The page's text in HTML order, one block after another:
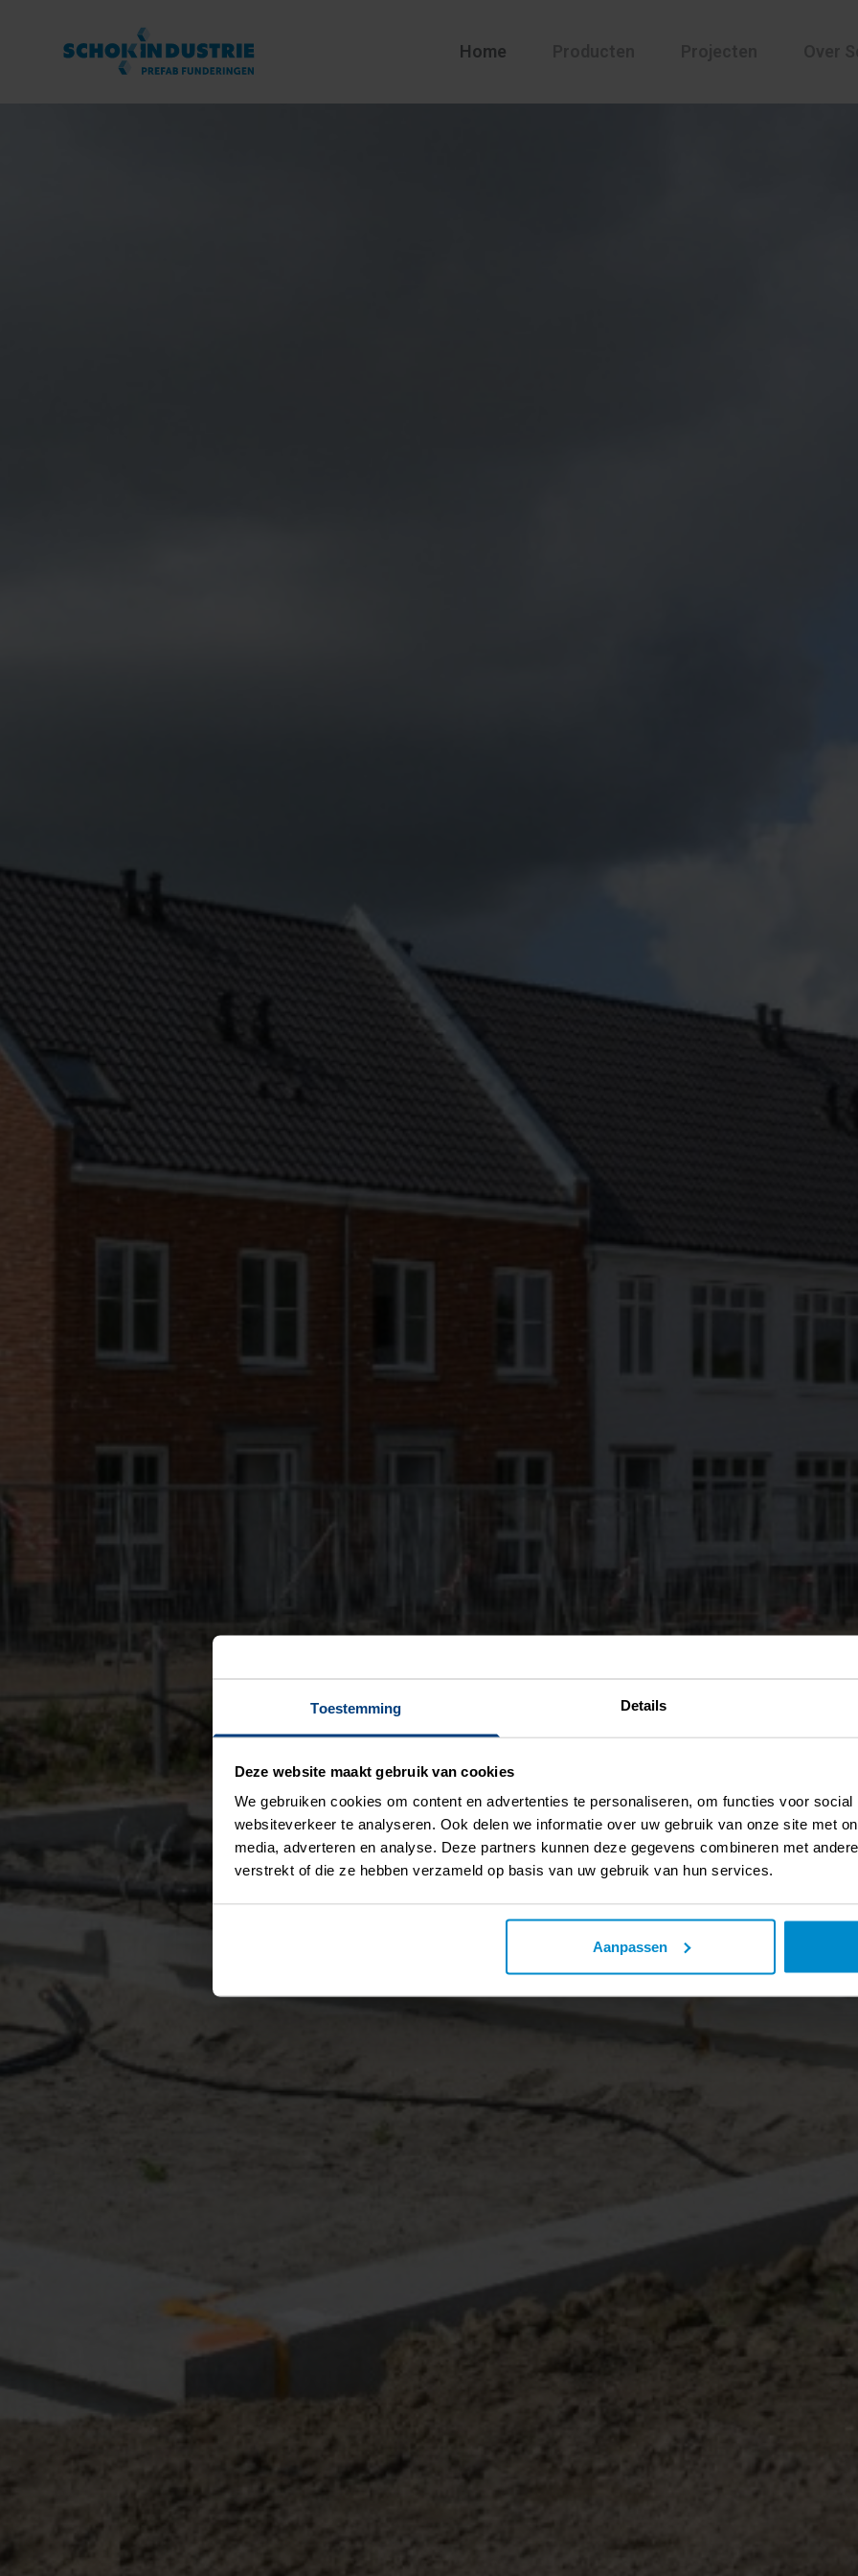
Toestemming Details
Deze website maakt gebruik van cookies
We gebruiken cookies om content en advertenties te personaliseren, om functies voor
websiteverkeer te analyseren. Ook delen we informatie over uw gebruik van onze site met
media, adverteren en analyse. Deze partners kunnen deze gegevens combineren met
verstrekt of die ze hebben verzameld op basis van uw gebruik van hun services.
Aanpassen
Home